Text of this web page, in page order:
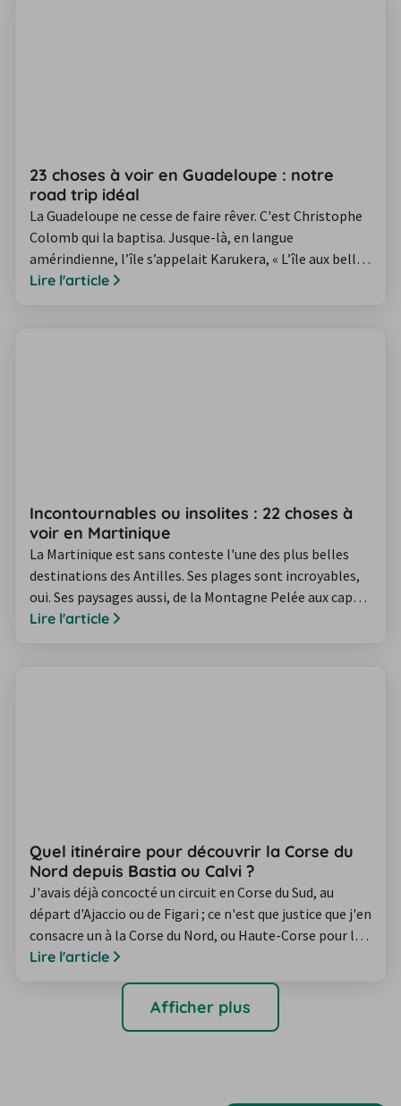
23 choses à voir en Guadeloupe : notre
road trip idéal
La Guadeloupe ne cesse de faire rêver. C'est Christophe
Colomb qui la baptisa. Jusque-là, en langue
amérindienne, l’île s’appelait Karukera, « L’île aux belles
eaux ». Tout est dit.
Lire l'article
Incontournables ou insolites : 22 choses à
voir en Martinique
La Martinique est sans conteste l'une des plus belles
destinations des Antilles. Ses plages sont incroyables,
oui. Ses paysages aussi, de la Montagne Pelée aux caps
du sud, en passant par la presqu'île de la Caravelle. Mais
Lire l'article
Quel itinéraire pour découvrir la Corse du
Nord depuis Bastia ou Calvi ?
J'avais déjà concocté un circuit en Corse du Sud, au
départ d'Ajaccio ou de Figari ; ce n'est que justice que j'en
consacre un à la Corse du Nord, ou Haute-Corse pour les
puristes. Plus sauvage ? Peut-être. Plus authentique ?
apparaît ici plus lent, plus dilué que dans le sud de l'île
de beauté. Une belle occasion de venir et de revenir
Lire l'article
Afficher plus